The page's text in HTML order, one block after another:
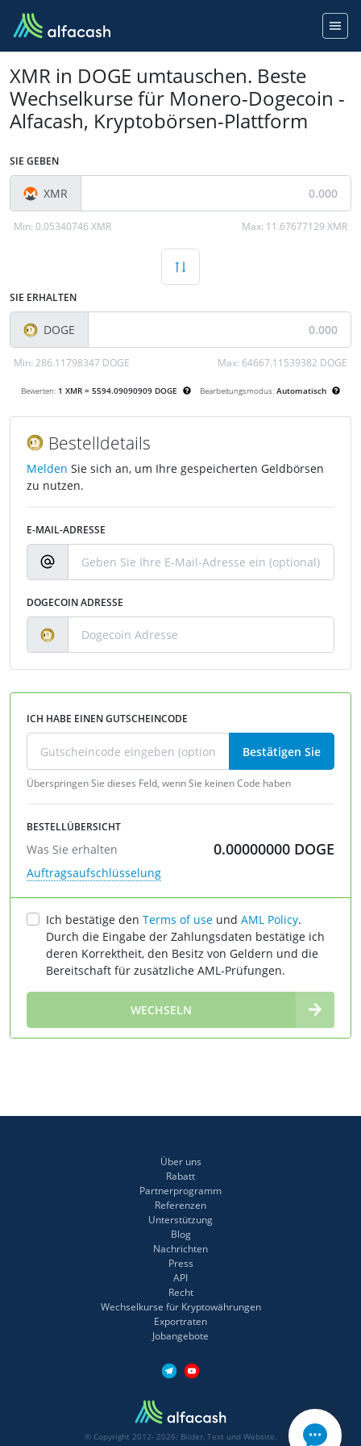
XMR in DOGE umtauschen. Beste
Wechselkurse für Monero-Dogecoin -
Alfacash, Kryptobörsen-Plattform
SIE GEBEN
XMR
Min: 0.05340746 XMR Max: 11.67677129 XMR
SIE ERHALTEN
DOGE
Min: 286.11798347 DOGE Max: 64667.11539382 DOGE
Bewerten: 1 XMR = 5594.09090909 DOGE Bearbeitungsmodus: Automatisch
Bestelldetails
Melden Sie sich an, um Ihre gespeicherten Geldbörsen
zu nutzen.
E-MAIL-ADRESSE
DOGECOIN ADRESSE
ICH HABE EINEN GUTSCHEINCODE
Bestätigen Sie
Überspringen Sie dieses Feld, wenn Sie keinen Code haben
BESTELLÜBERSICHT
Was Sie erhalten 0.00000000 DOGE
Auftragsaufschlüsselung
Ich bestätige den Terms of use und AML Policy.
Durch die Eingabe der Zahlungsdaten bestätige ich
deren Korrektheit, den Besitz von Geldern und die
Bereitschaft für zusätzliche AML-Prüfungen.
WECHSELN
Über uns
Rabatt
Partnerprogramm
Referenzen
Unterstützung
Blog
Nachrichten
Press
API
Recht
Wechselkurse für Kryptowährungen
Exportraten
Jobangebote
© Copyright 2012- 2026: Bilder, Text und Website.